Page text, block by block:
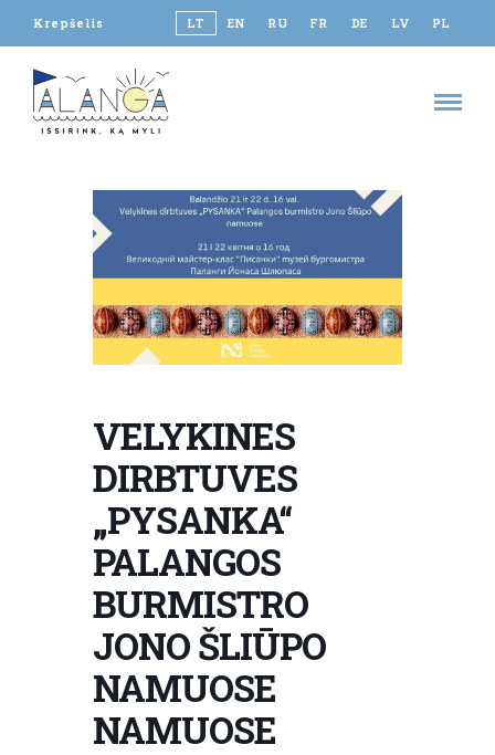
Krepšelis LT EN RU FR DE LV PL
VELYKINES
DIRBTUVES
„PYSANKA“
PALANGOS
BURMISTRO
JONO ŠLIŪPO
NAMUOSE
NAMUOSE